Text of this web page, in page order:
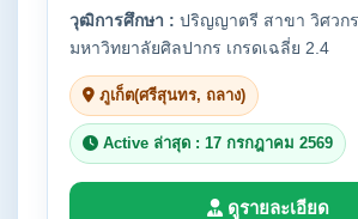
วุฒิการศึกษา : ปริญญาตรี สาขา วิศวก
มหาวิทยาลัยศิลปากร เกรดเฉลี่ย 2.4
ภูเก็ต(ศรีสุนทร, ถลาง)
Active ล่าสุด : 17 กรกฎาคม 2569
ดูรายละเอียด